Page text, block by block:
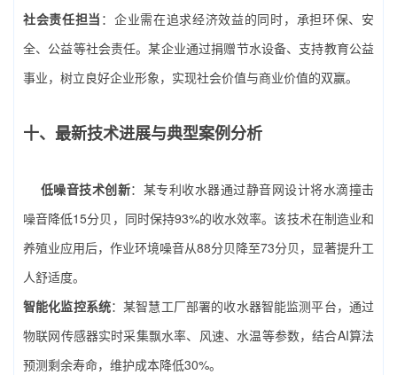
社会责任担当 ：企业需在追求经济效益的同时，承担环保、安
全、公益等社会责任。某企业通过捐赠节水设备、支持教育公益
事业，树立良好企业形象，实现社会价值与商业价值的双赢。
十、最新技术进展与典型案例分析
低噪音技术创新：某专利收水器通过静音网设计将水滴撞击
噪音降低15分贝，同时保持93%的收水效率。该技术在制造业和
养殖业应用后，作业环境噪音从88分贝降至73分贝，显著提升工
人舒适度。
智能化监控系统：某智慧工厂部署的收水器智能监测平台，通过
物联网传感器实时采集飘水率、风速、水温等参数，结合AI算法
预测剩余寿命，维护成本降低30%。